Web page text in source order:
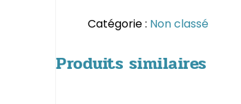
Catégorie : Non classé
Produits similaires